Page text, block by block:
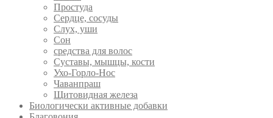
Простуда
Сердце, сосуды
Слух, уши
Сон
средства для волос
Суставы, мышцы, кости
Ухо-Горло-Нос
Чаванпраш
Щитовидная железа
Биологически активные добавки